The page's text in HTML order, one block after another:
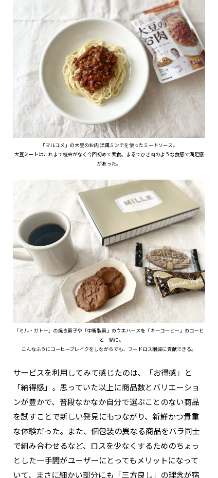
「マルコメ」の大豆のお肉 洋風ミンチを使ったミートソース。
大豆ミートはこれまで機会がなく今回初めて実食。まるでひき肉のような食感で満足感
があった。
「ミル・ガトー」の焼き菓子や「中新製菓」のウエハースを「キーコーヒー」のコーヒ
ーと一緒に。
こんなふうにコーヒーブレイクをしながらでも、フードロス削減に貢献できる。
サービスを利用してみて感じたのは、「お得感」と
「納得感」。思っていた以上に商品数とバリエーショ
ンが豊かで、普段なかなか自分で選ぶことのない商品
を試すことで新しい発見にもつながり、新鮮かつ貴重
な体験だった。また、個包装の異なる商品をバラ同士
で組み合わせるなど、ロスを少なくするためのちょっ
とした一手間がユーザーにとってもメリットになって
いて、まさに細かい部分にも「三方良し」の理念が宿